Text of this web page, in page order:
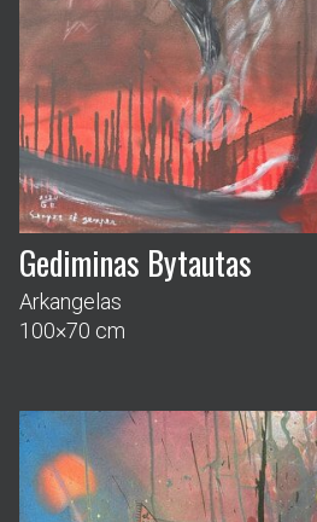
Gediminas Bytautas
Arkangelas
100×70 cm